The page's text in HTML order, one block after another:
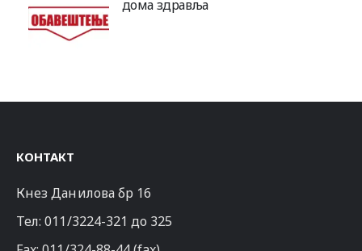
дома здравља
КОНТАКТ
Кнез Данилова бр 16
Тел:011/3224-321 до 325